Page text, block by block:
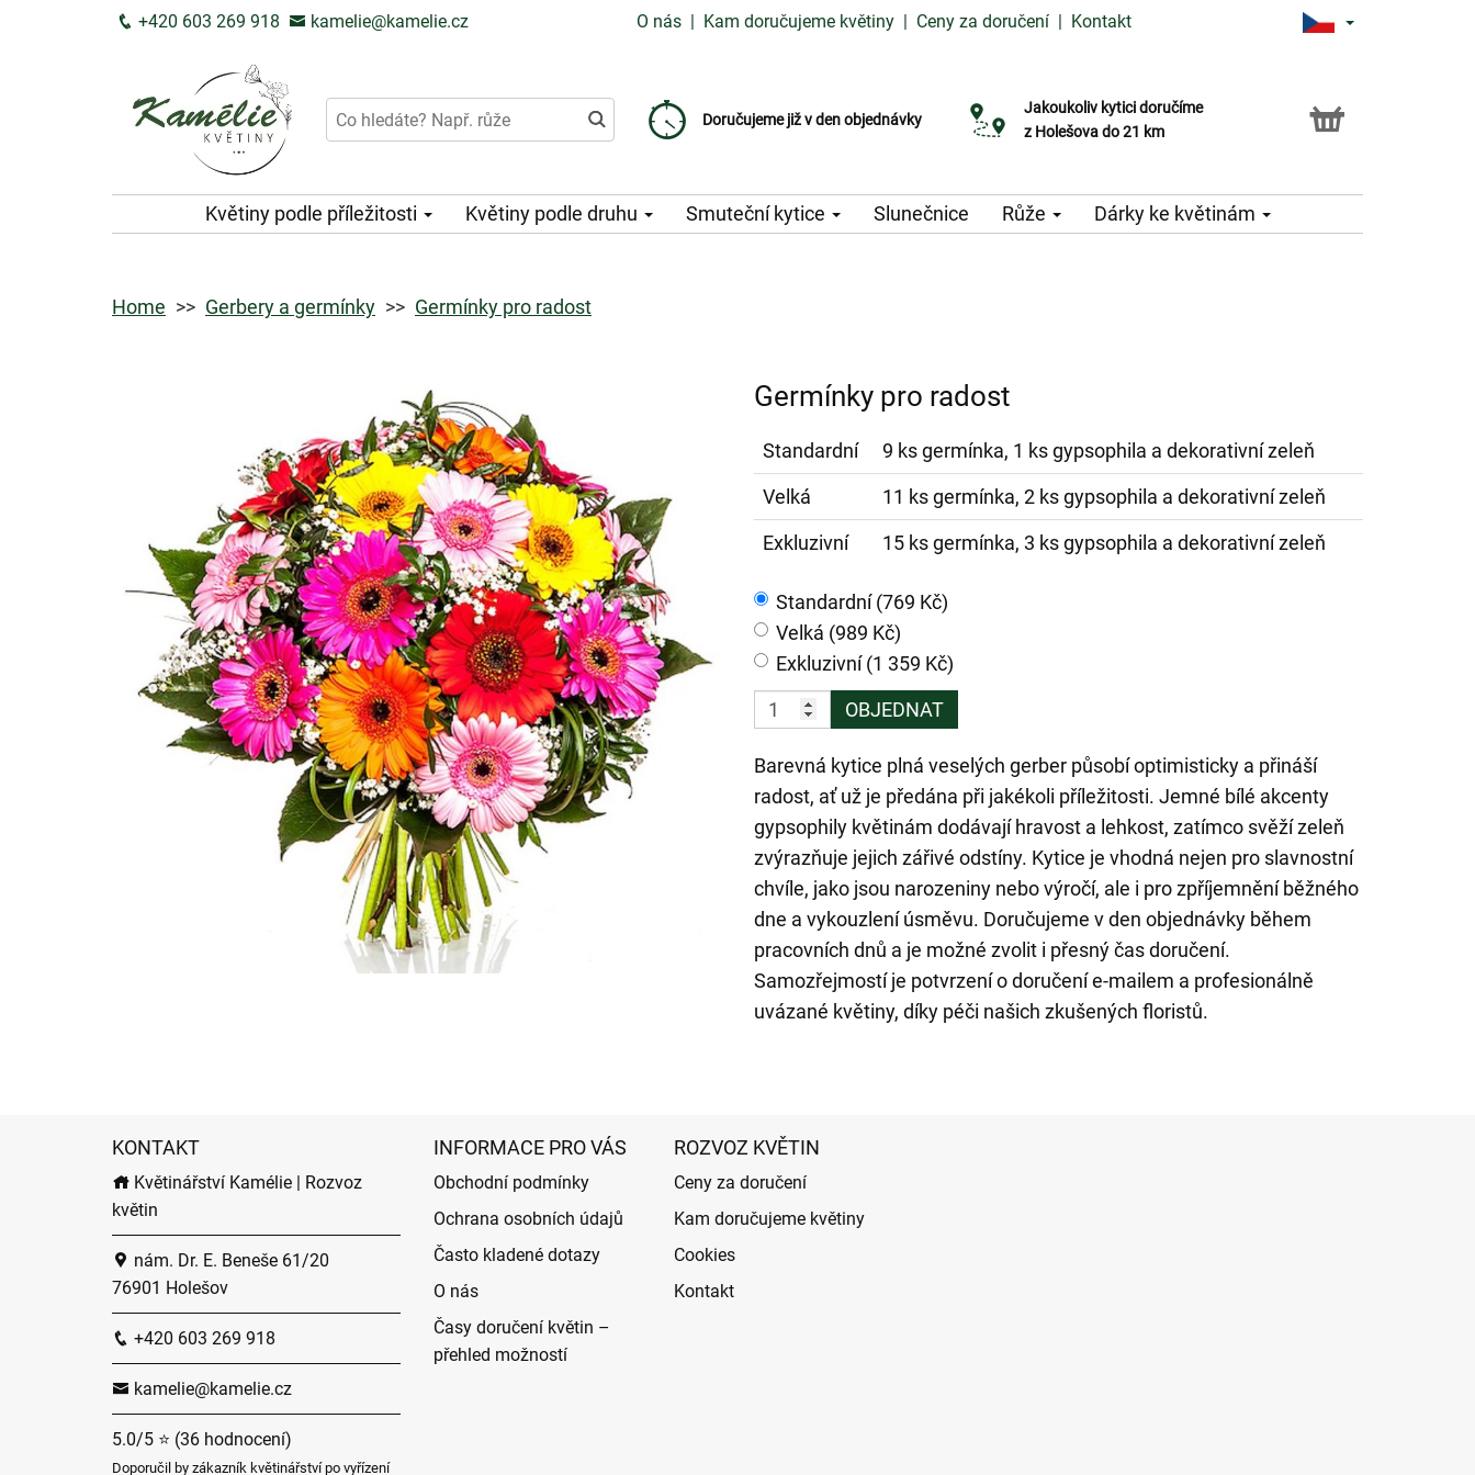
+420 603 269 918 kamelie@kamelie.cz O nás | Kam doručujeme květiny | Ceny za doručení | Kontakt
Doručujeme již v den objednávky
Doručujeme již od 99 Kč
Možný výběr času a dne doručení
Jakoukoliv kytici doručíme
z Holešova do 21 km
Možnost vyzvednout v naší květince
Květiny podle příležitosti Květiny podle druhu Smuteční kytice Slunečnice Růže Dárky ke květinám
Home Gerbery a germínky Germínky pro radost
Germínky pro radost
Standardní
9 ks germínka, 1 ks gypsophila a dekorativní zeleň
Velká
11 ks germínka, 2 ks gypsophila a dekorativní zeleň
Exkluzivní
15 ks germínka, 3 ks gypsophila a dekorativní zeleň
Standardní (769 Kč)
Velká (989 Kč)
Exkluzivní (1 359 Kč)
OBJEDNAT
Barevná kytice plná veselých gerber působí optimisticky a přináší
radost, ať už je předána při jakékoli příležitosti. Jemné bílé akcenty
gypsophily květinám dodávají hravost a lehkost, zatímco svěží zeleň
zvýrazňuje jejich zářivé odstíny. Kytice je vhodná nejen pro slavnostní
chvíle, jako jsou narozeniny nebo výročí, ale i pro zpříjemnění běžného
dne a vykouzlení úsměvu. Doručujeme v den objednávky během
pracovních dnů a je možné zvolit i přesný čas doručení.
Samozřejmostí je potvrzení o doručení e-mailem a profesionálně
uvázané květiny, díky péči našich zkušených floristů.
KONTAKT
Květinářství Kamélie | Rozvoz
květin
nám. Dr. E. Beneše 61/20
76901 Holešov
+420 603 269 918
kamelie@kamelie.cz
5.0/5 ⭐ (36 hodnocení)
Doporučil by zákazník květinářství po vyřízení
INFORMACE PRO VÁS
Obchodní podmínky
Ochrana osobních údajů
Často kladené dotazy
O nás
Časy doručení květin –
přehled možností
ROZVOZ KVĚTIN
Ceny za doručení
Kam doručujeme květiny
Cookies
Kontakt